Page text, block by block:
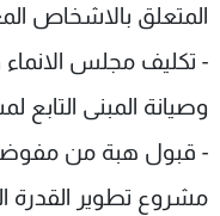
المتعلق بالاشخاص
- تكليف مجلس الانماء
وصيانة المبنى
- قبول هبة من
مشروع تطوير القدرة